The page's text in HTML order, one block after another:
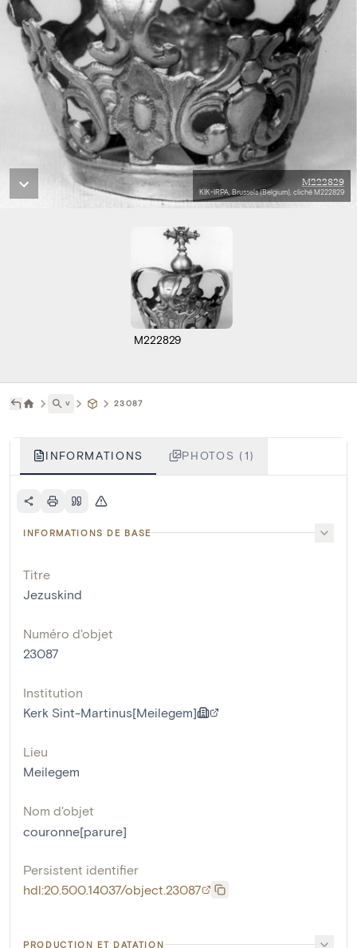
M222829
KIK-IRPA, Brussels (Belgium), cliché M222829
M222829
˅ 23087
INFORMATIONS PHOTOS (1)
INFORMATIONS DE BASE
Titre
Jezuskind
Numéro d'objet
23087
Institution
Kerk Sint-Martinus[Meilegem]
Lieu
Meilegem
Nom d'objet
couronne[parure]
Persistent identifier
hdl:20.500.14037/object.23087
PRODUCTION ET DATATION